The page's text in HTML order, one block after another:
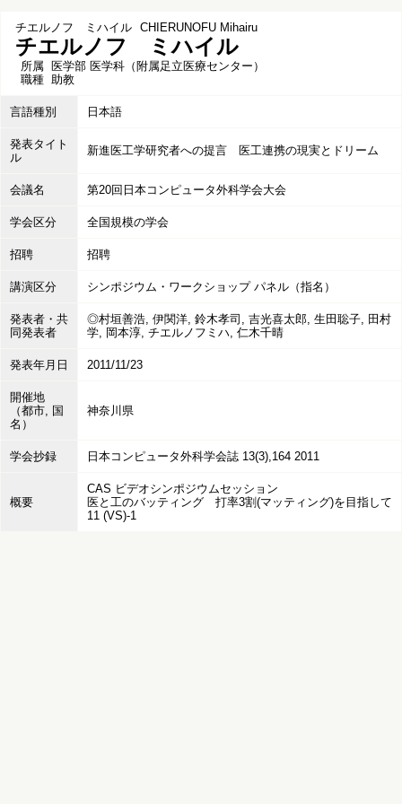
チエルノフ ミハイル CHIERUNOFU Mihairu
チエルノフ ミハイル
所属 医学部 医学科（附属足立医療センター）
職種 助教
言語種別 日本語
発表タイト
ル
新進医工学研究者への提言 医工連携の現実とドリーム
会議名 第20回日本コンピュータ外科学会大会
学会区分 全国規模の学会
招聘 招聘
講演区分 シンポジウム・ワークショップ パネル（指名）
発表者・共
同発表者
◎村垣善浩, 伊関洋, 鈴木孝司, 吉光喜太郎, 生田聡子, 田村
学, 岡本淳, チエルノフミハ, 仁木千晴
発表年月日 2011/11/23
開催地
（都市, 国
名）
神奈川県
学会抄録 日本コンピュータ外科学会誌 13(3),164 2011
概要
CAS ビデオシンポジウムセッション
医と工のバッティング 打率3割(マッティング)を目指して
11 (VS)-1